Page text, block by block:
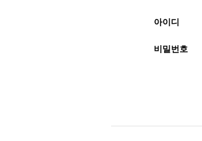
아이디
비밀번호